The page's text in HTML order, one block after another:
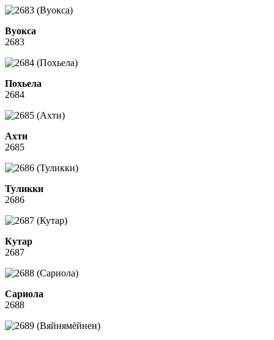
Вуокса
2683
Похьела
2684
Ахти
2685
Туликки
2686
Кутар
2687
Сариола
2688